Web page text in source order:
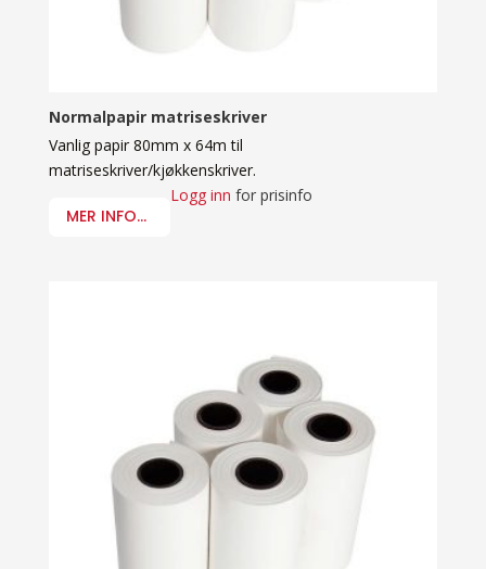
Normalpapir matriseskriver
Vanlig papir 80mm x 64m til
matriseskriver/kjøkkenskriver.
MER INFO...
Logg inn for prisinfo